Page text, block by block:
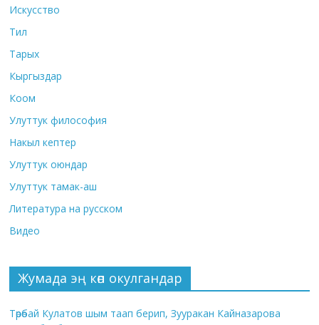
Искусство
Тил
Тарых
Кыргыздар
Коом
Улуттук философия
Накыл кептер
Улуттук оюндар
Улуттук тамак-аш
Литература на русском
Видео
Жумада эң көп окулгандар
Төрөбай Кулатов шым таап берип, Зууракан Кайназарова